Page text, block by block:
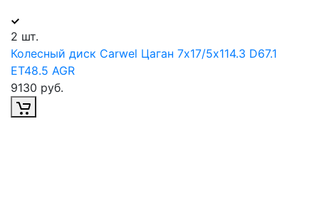
2 шт.
Колесный диск Carwel Цаган 7х17/5х114.3 D67.1
ET48.5 AGR
9130 руб.